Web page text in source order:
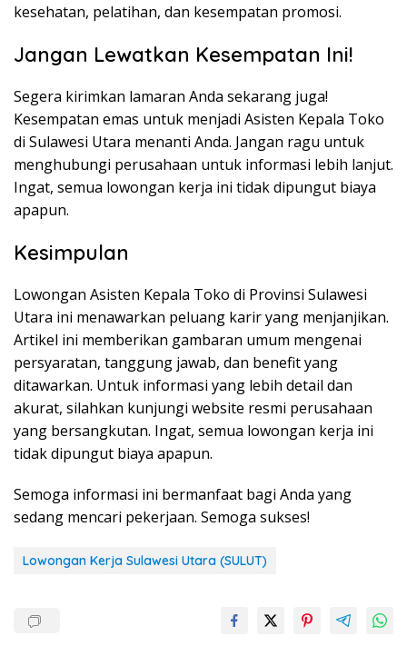
kesehatan, pelatihan, dan kesempatan promosi.
Jangan Lewatkan Kesempatan Ini!
Segera kirimkan lamaran Anda sekarang juga!
Kesempatan emas untuk menjadi Asisten Kepala Toko
di Sulawesi Utara menanti Anda. Jangan ragu untuk
menghubungi perusahaan untuk informasi lebih lanjut.
Ingat, semua lowongan kerja ini tidak dipungut biaya
apapun.
Kesimpulan
Lowongan Asisten Kepala Toko di Provinsi Sulawesi
Utara ini menawarkan peluang karir yang menjanjikan.
Artikel ini memberikan gambaran umum mengenai
persyaratan, tanggung jawab, dan benefit yang
ditawarkan. Untuk informasi yang lebih detail dan
akurat, silahkan kunjungi website resmi perusahaan
yang bersangkutan. Ingat, semua lowongan kerja ini
tidak dipungut biaya apapun.
Semoga informasi ini bermanfaat bagi Anda yang
sedang mencari pekerjaan. Semoga sukses!
Lowongan Kerja Sulawesi Utara (SULUT)